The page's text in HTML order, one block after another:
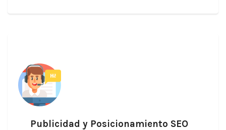
Publicidad y Posicionamiento SEO